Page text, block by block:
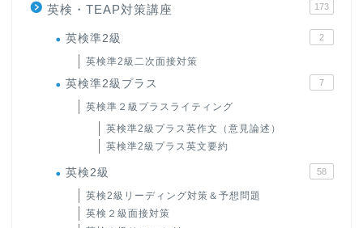
英検・TEAP対策講座 173
英検準2級 2
英検準2級二次面接対策
英検準2級プラス 7
英検準２級プラスライティング
英検準2級プラス英作文（意見論述）
英検準2級プラス英文要約
英検2級 58
英検2級リーディング対策＆予想問題
英検２級面接対策